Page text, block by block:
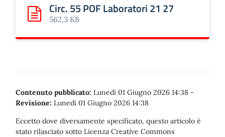
Scarica: Circ. 55 POF Laboratori 21 27
Circ. 55 POF Laboratori 21 27
562,3 KB
Contenuto pubblicato: Lunedì 01 Giugno 2026 14:38 -
Revisione: Lunedì 01 Giugno 2026 14:38
Eccetto dove diversamente specificato, questo articolo è
stato rilasciato sotto Licenza Creative Commons